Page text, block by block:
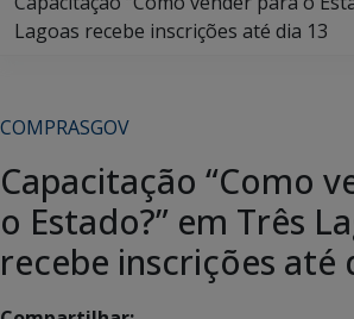
Lagoas recebe inscrições até dia 13
COMPRASGOV
Capacitação “Como
o Estado?” em Três
recebe inscrições até